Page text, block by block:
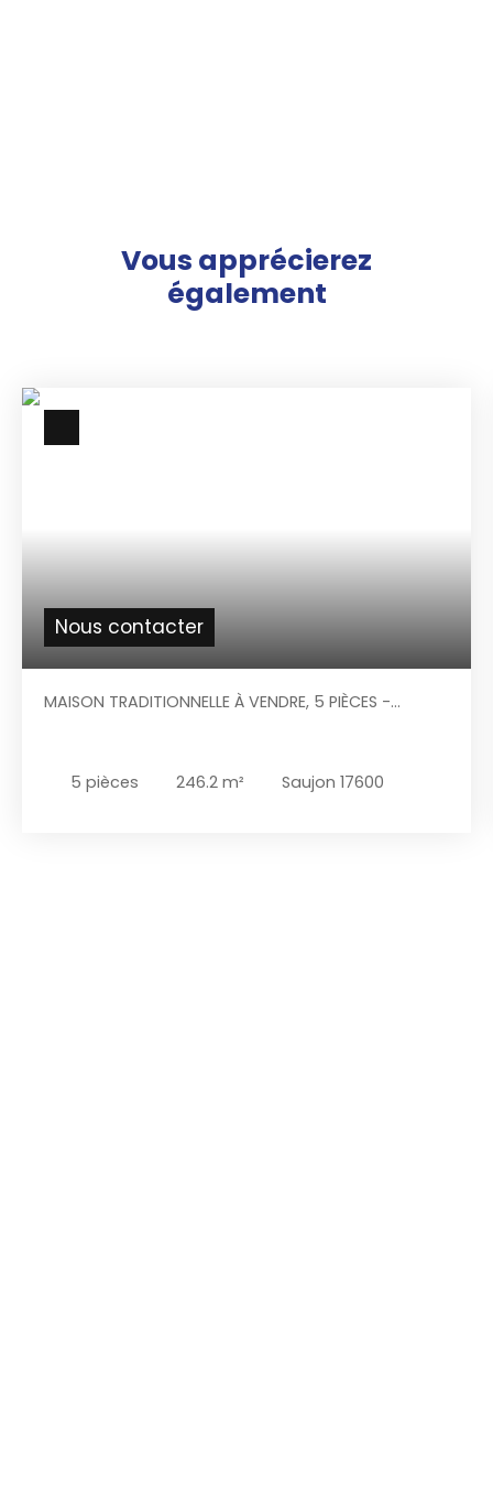
Vous apprécierez
également
Nous contacter
MAISON TRADITIONNELLE À VENDRE, 5 PIÈCES -
5 pièces 246.2 m² Saujon 17600